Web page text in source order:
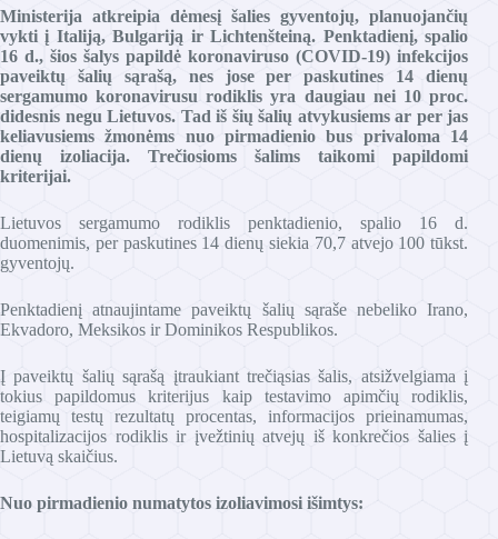
Ministerija atkreipia dėmesį šalies gyventojų, planuojančių
vykti į Italiją, Bulgariją ir Lichtenšteiną. Penktadienį, spalio
16 d., šios šalys papildė koronaviruso (COVID-19) infekcijos
paveiktų šalių sąrašą, nes jose per paskutines 14 dienų
sergamumo koronavirusu rodiklis yra daugiau nei 10 proc.
didesnis negu Lietuvos. Tad iš šių šalių atvykusiems ar per jas
keliavusiems žmonėms nuo pirmadienio bus privaloma 14
dienų izoliacija. Trečiosioms šalims taikomi papildomi
kriterijai.
Lietuvos sergamumo rodiklis penktadienio, spalio 16 d.
duomenimis, per paskutines 14 dienų siekia 70,7 atvejo 100 tūkst.
gyventojų.
Penktadienį atnaujintame paveiktų šalių sąraše nebeliko Irano,
Ekvadoro, Meksikos ir Dominikos Respublikos.
Į paveiktų šalių sąrašą įtraukiant trečiąsias šalis, atsižvelgiama į
tokius papildomus kriterijus kaip testavimo apimčių rodiklis,
teigiamų testų rezultatų procentas, informacijos prieinamumas,
hospitalizacijos rodiklis ir įvežtinių atvejų iš konkrečios šalies į
Lietuvą skaičius.
Nuo pirmadienio numatytos izoliavimosi išimtys: